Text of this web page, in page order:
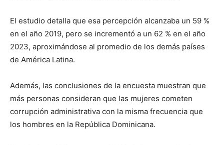
El estudio detalla que esa percepción alcanzaba un 59 %
en el año 2019, pero se incrementó a un 62 % en el año
2023, aproximándose al promedio de los demás países
de América Latina.
Además, las conclusiones de la encuesta muestran que
más personas consideran que las mujeres cometen
corrupción administrativa con la misma frecuencia que
los hombres en la República Dominicana.